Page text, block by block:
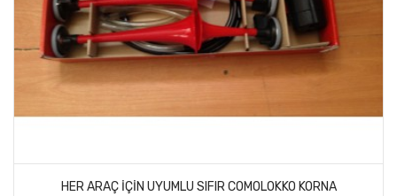
HER ARAÇ IÇIN UYUMLU SIFIR COMOLOKKO KORNA